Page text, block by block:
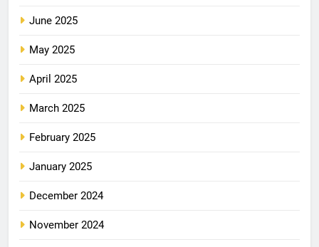
June 2025
May 2025
April 2025
March 2025
February 2025
January 2025
December 2024
November 2024